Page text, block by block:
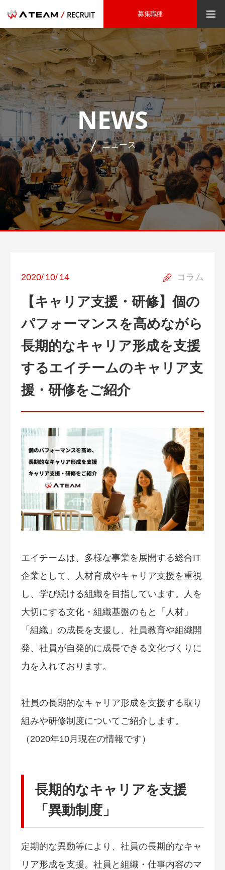
募集職種
NEWS
ニュース
コラム
2020/ 10/ 14
【キャリア支援・研修】個の
パフォーマンスを高めながら
長期的なキャリア形成を支援
するエイチームのキャリア支
援・研修をご紹介
エイチームは、多様な事業を展開する総合IT
企業として、人材育成やキャリア支援を重視
し、学び続ける組織を目指しています。人を
大切にする文化・組織基盤のもと「人材」
「組織」の成長を支援し、社員教育や組織開
発、社員が自発的に成長できる文化づくりに
力を入れております。
社員の長期的なキャリア形成を支援する取り
組みや研修制度についてご紹介します。
（2020年10月現在の情報です）
長期的なキャリアを支援
「異動制度」
定期的な異動等により、社員の長期的なキャ
リア形成を支援。社員と組織・仕事内容のマ